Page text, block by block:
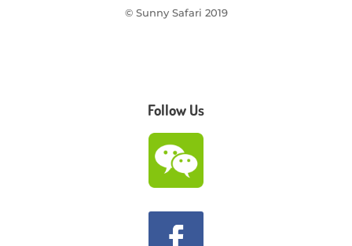
© Sunny Safari 2019
Follow Us